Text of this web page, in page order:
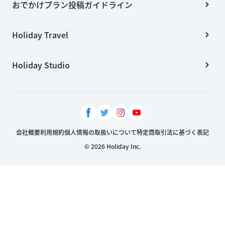
おでかけプラン投稿ガイドライン
Holiday Travel
Holiday Studio
会社概要利用規約個人情報の取扱いについて特定商取引法に基づく表記
© 2026 Holiday Inc.